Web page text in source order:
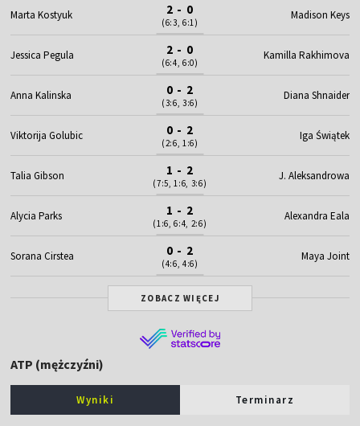
Marta Kostyuk 2 - 0
(6:3, 6:1)
Madison Keys
Jessica Pegula 2 - 0
(6:4, 6:0)
Kamilla Rakhimova
Anna Kalinska 0 - 2
(3:6, 3:6)
Diana Shnaider
Viktorija Golubic 0 - 2
(2:6, 1:6)
Iga Świątek
Talia Gibson 1 - 2
(7:5, 1:6, 3:6)
J. Aleksandrowa
Alycia Parks 1 - 2
(1:6, 6:4, 2:6)
Alexandra Eala
Sorana Cirstea 0 - 2
(4:6, 4:6)
Maya Joint
ZOBACZ WIĘCEJ
ATP (mężczyźni)
Wyniki Terminarz